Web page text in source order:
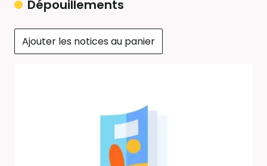
Dépouillements
Ajouter les notices au panier